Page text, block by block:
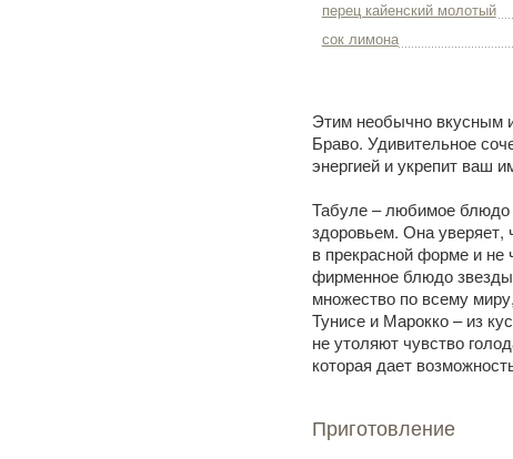
перец кайенский молотый
сок лимона
Этим необычно вкусным
Браво. Удивительное
энергией и укрепит ваш
Табуле – любимое блюдо
здоровьем. Она уверяет,
в прекрасной форме и не
фирменное блюдо
множество по всему
Тунисе и Марокко – из
не утоляют чувство
которая дает
Приготовление